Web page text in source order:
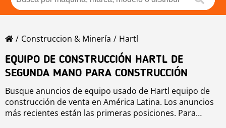
Construccion & Minería
Hartl
EQUIPO DE CONSTRUCCIÓN HARTL DE
SEGUNDA MANO PARA CONSTRUCCIÓN
Busque anuncios de equipo usado de Hartl equipo de
construcción de venta en América Latina. Los anuncios
más recientes están las primeras posiciones. Para